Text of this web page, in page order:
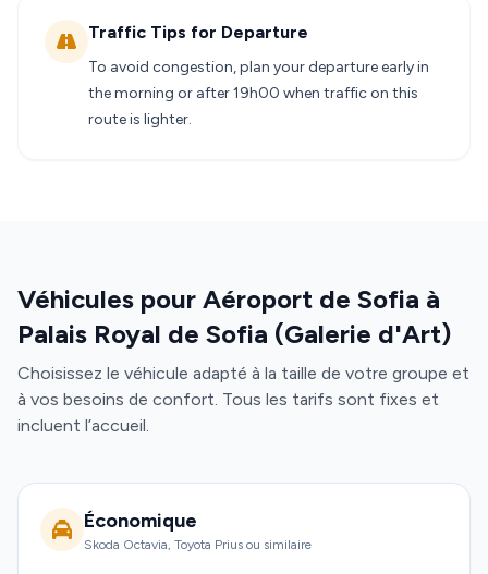
Traffic Tips for Departure
To avoid congestion, plan your departure early in
the morning or after 19h00 when traffic on this
route is lighter.
Véhicules pour Aéroport de Sofia à
Palais Royal de Sofia (Galerie d'Art)
Choisissez le véhicule adapté à la taille de votre groupe et
à vos besoins de confort. Tous les tarifs sont fixes et
incluent l’accueil.
Économique
Skoda Octavia, Toyota Prius ou similaire